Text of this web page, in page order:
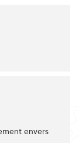
envers